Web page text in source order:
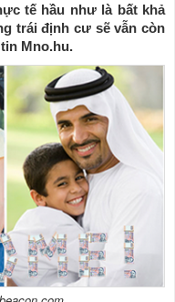
tế hầu như là bất khả
trái định cư sẽ vẫn còn
Mno.hu.